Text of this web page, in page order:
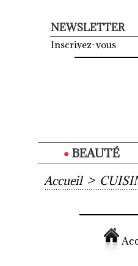
NEWSLETTER
Inscrivez-vous
BEAUTÉ
Accueil >